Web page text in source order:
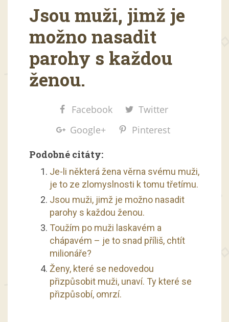
Jsou muži, jimž je
možno nasadit
parohy s každou
ženou.
Facebook
Twitter
Google+
Pinterest
Podobné citáty:
Je-li některá žena věrna svému muži,
je to ze zlomyslnosti k tomu třetímu.
Jsou muži, jimž je možno nasadit
parohy s každou ženou.
Toužím po muži laskavém a
chápavém – je to snad příliš, chtít
milionáře?
Ženy, které se nedovedou
přizpůsobit muži, unaví. Ty které se
přizpůsobí, omrzí.